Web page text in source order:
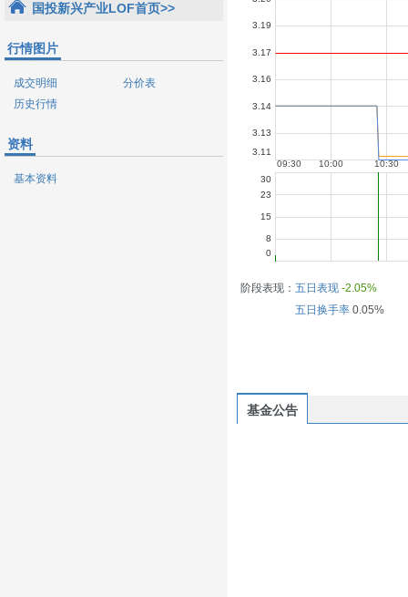
国投新兴产业LOF首页>>
行情图片
成交明细
分价表
历史行情
资料
基本资料
阶段表现： 五日表现 -2.05%
五日换手率0.05%
基金公告